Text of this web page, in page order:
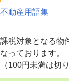
不動産用語集
課税対象となる物
なっております。
（100円未満は切